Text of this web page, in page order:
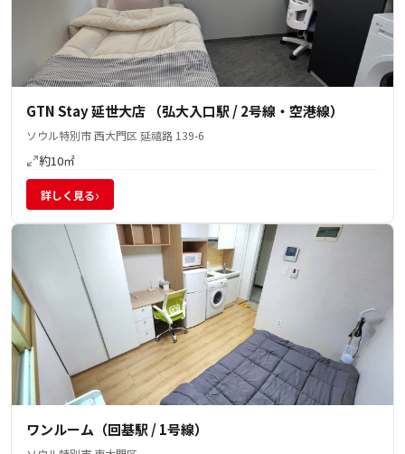
GTN Stay 延世大店 （弘大入口駅 / 2号線・空港線）
ソウル特別市 西大門区 延禧路 139-6
約10㎡
詳しく見る›
ワンルーム（回基駅 / 1号線）